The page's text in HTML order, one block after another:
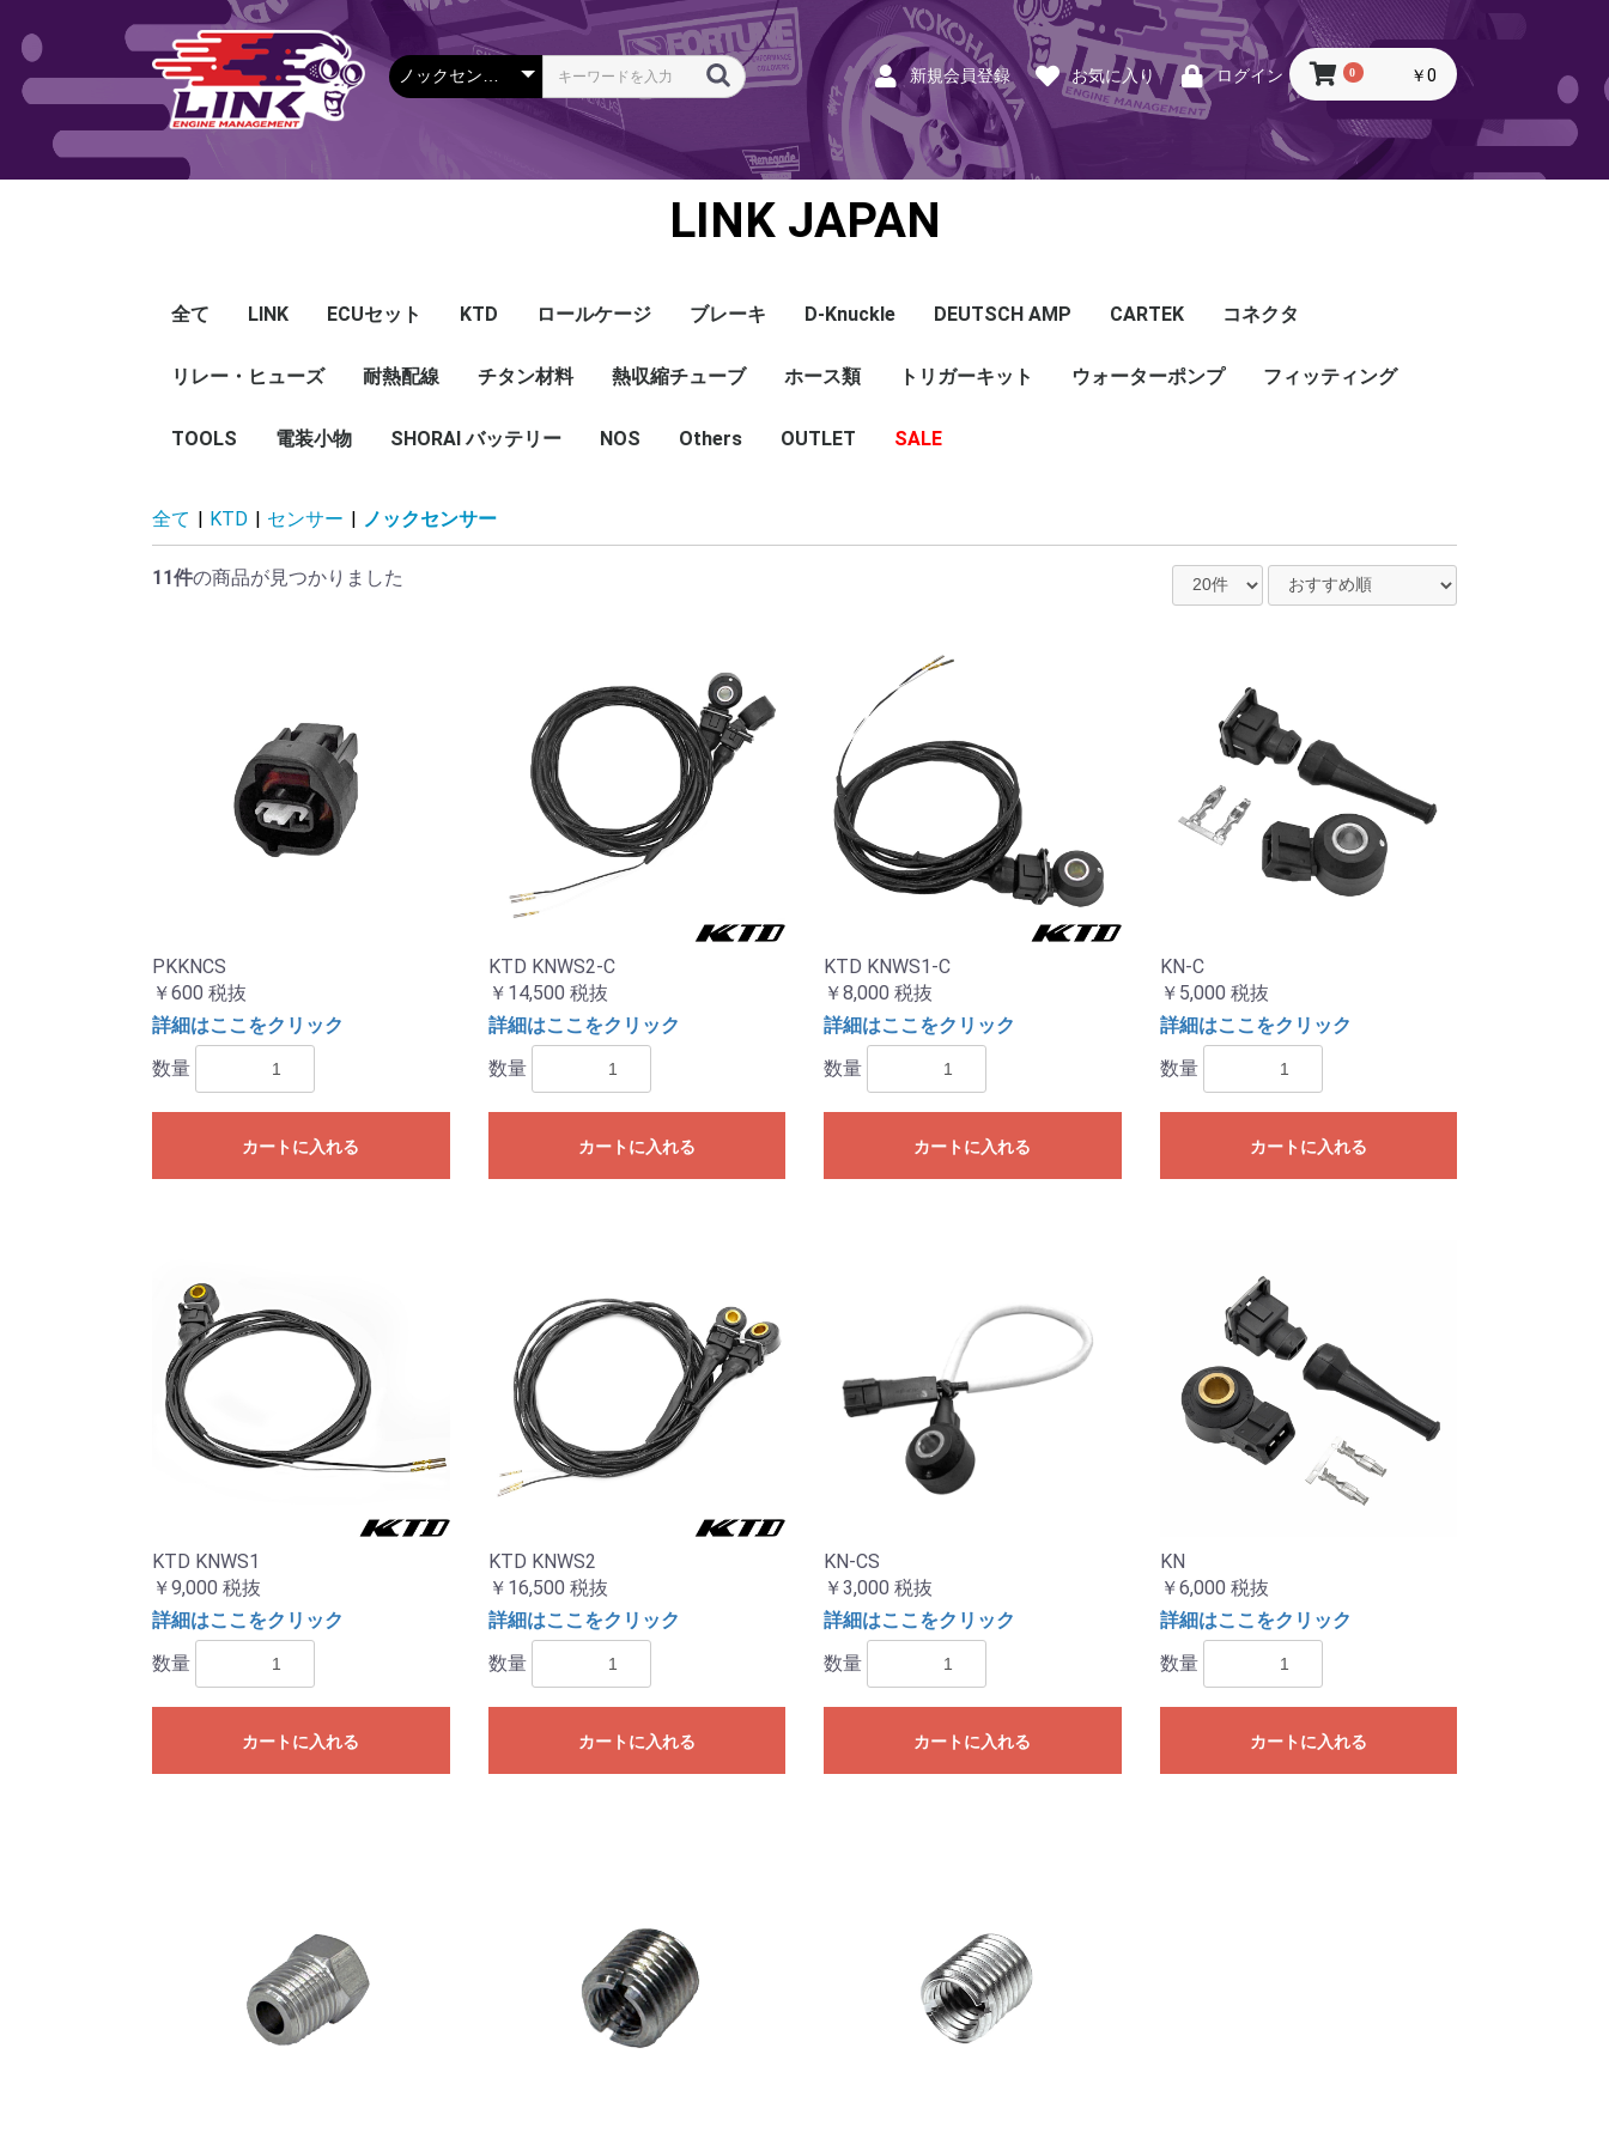
新規会員登録 お気に入り ログイン 0 ￥0
LINK JAPAN
全て LINK
Plug-in ECU Honda
Mazda
Mitsubishi
Nissan
Subaru
Toyota
その他
Wire-in ECU G5
G4X
G4＋
PDM
ECUアクセサリー Looms and Cables Terminals and Plugs
G1 - G4
CAN and Tuning
G4X - G4+
Mapセンサー
温度センサー
その他センサー
Exhaust O2センサー
CAN EGT modules
DI Driver
Ignition
Injection
Peripherals
Tuning Tools
E-Throttle
Driver Display
CAN Keypad
Apparel Hat
T-shirts
Foodies
ECUセット KTD
Looms
CAN＆Tuning ケーブ
コネクタ＆Pin
Wire-in ハーネス
拡張ハーネス G4+Kurofune
MAZDA
MITSUBISHI
HONDA
TOYOTA
NISSAN
センサー クランクセンサー
温度センサー
MAPセンサー
圧力センサー
ノックセンサー
CAN ラムダ 空燃比
ブーストコントロール
Injector
ISC
その他
Ignition Coil
クラセン
サージタンク
EXマニ
燃料
電スロ
シリコンホース
エンジンハーネス
ハーネスラベル
エアクリーナー
スイッチ
アダプタ類
その他
ロールケージ ブレーキ D-Knuckle DEUTSCH AMP
AMP SSC
DTM
DT
DTP
その他
CARTEK
CARTEK
コネクタ
Lambda
Ignition
Injector
Throttle. Accele
Honda
Subaru
Toyota
Mazda
Mitsubishi
Nissan
Porsche
その他
リレー・ヒューズ
リレー
リレーBOX
ヒューズケース
ブレーカー式ブレード
ブレーカー
耐熱配線
ETFE 配線
シールド線
モールド線
FEP 配線
シールド線
モールド線
チタン材料 熱収縮チューブ
ハンダ付 収縮チュー
耐熱収縮メッシュチュ
切れ込み付 メッシュ
DR
DW
DW クリア
その他
ホース類
シリコンホース
耐熱スリーブ
バキュームホース
燃料ホース
トリガーキット ウォーターポンプ フィッティング
TOOLS 電装小物 SHORAI バッテリー NOS Others OUTLET SALE
全て KTD センサー ノックセンサー
11件の商品が見つかりました
PKKNCS
￥600 税抜
詳細はここをクリック
数量
カートに入れる
KTD KNWS2-C
￥14,500 税抜
詳細はここをクリック
数量
カートに入れる
KTD KNWS1-C
￥8,000 税抜
詳細はここをクリック
数量
カートに入れる
KN-C
￥5,000 税抜
詳細はここをクリック
数量
カートに入れる
KTD KNWS1
￥9,000 税抜
詳細はここをクリック
数量
カートに入れる
KTD KNWS2
￥16,500 税抜
詳細はここをクリック
数量
カートに入れる
KN-CS
￥3,000 税抜
詳細はここをクリック
数量
カートに入れる
KN
￥6,000 税抜
詳細はここをクリック
数量
カートに入れる